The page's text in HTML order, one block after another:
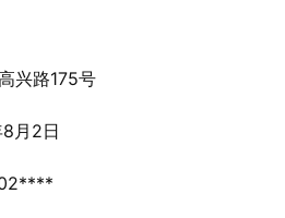
兴路175号
8月2日